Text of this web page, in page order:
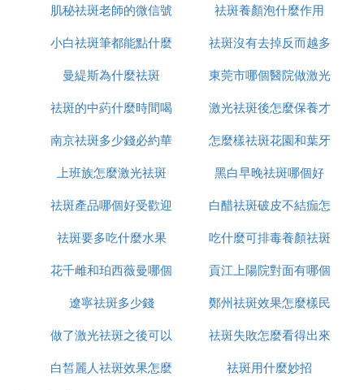
0元/平方厘米。面積越大，收費越高。
E. 臉上的一點斑去掉需要多少錢
選擇不同的祛斑方式，因此，收費也會有很大差別。
其次，每個醫院的資質設備是不同的，收費標准也會
有些差異，因此，價格也會相應的波動。
影響祛斑的價格是有多種因素的，重要的還是要找效
果又好又安全的醫院，皮秒激光祛斑的價格隨著斑點
響下費用都會不同，這個沒有一個統一的價格，小則
幾千，大則幾萬。
(5)遼寧祛斑多少錢擴展閱讀：
臉上斑點的原因
用
肌秘祛斑老師的微信號
是多少
祛斑養顏泡什麼作用
小白祛斑筆都能點什麼
祛斑沒有去掉反而越多
怎麼辦
曼緹斯為什麼祛斑
東莞市哪個醫院做激光
祛斑好
祛斑的中葯什麼時間喝
最好
激光祛斑後怎麼保養才
恢復的好
南京祛斑多少錢必約華
美n高效
怎麼樣祛斑花園和葉牙
上班族怎麼激光祛斑
黑白早晚祛斑哪個好
祛斑產品哪個好受歡迎
美姿爾
白醋祛斑破皮不結痂怎
麼辦
祛斑要多吃什麼水果
吃什麼可排毒養顏祛斑
花千雌和珀西薇曼哪個
祛斑好用
貢江上陽院對面有哪個
店可以祛斑
遼寧祛斑多少錢
鄭州祛斑效果怎麼樣民
眾聽過美萊
做了激光祛斑之後可以
吃什麼
祛斑失敗怎麼看得出來
白皙麗人祛斑效果怎麼
祛斑用什麼妙招